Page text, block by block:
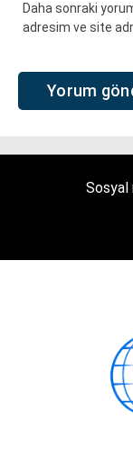
Daha sonraki
adresim ve site
Sosyal